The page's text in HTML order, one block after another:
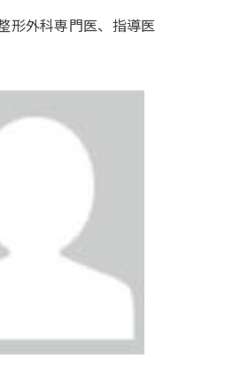
外科専門医、指導医